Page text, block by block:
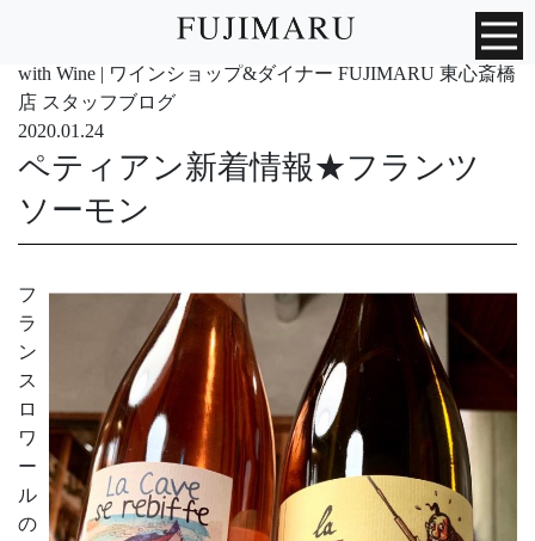
with Wine | ワインショップ&ダイナー FUJIMARU 東心斎橋
店 スタッフブログ
2020.01.24
ペティアン新着情報★フランツ
ソーモン
フ
ラ
ン
ス
ロ
ワ
ー
ル
の